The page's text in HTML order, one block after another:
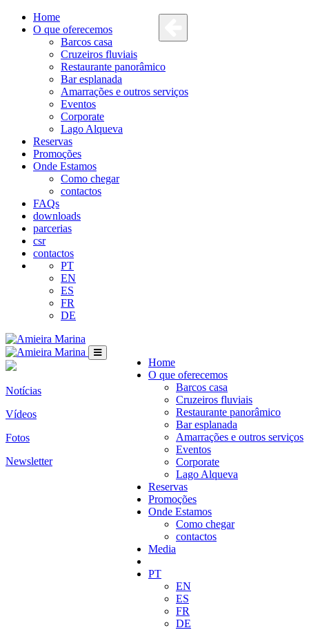
Home
O que oferecemos
Barcos casa
Cruzeiros fluviais
Restaurante panorâmico
Bar esplanada
Amarrações e outros serviços
Eventos
Corporate
Lago Alqueva
Reservas
Promoções
Onde Estamos
Como chegar
contactos
FAQs
downloads
parcerias
csr
contactos
PT
EN
ES
FR
DE
Home
O que oferecemos
Barcos casa
Cruzeiros fluviais
Restaurante panorâmico
Bar esplanada
Amarrações e outros serviços
Eventos
Corporate
Lago Alqueva
Reservas
Promoções
Onde Estamos
Como chegar
contactos
Media
PT
EN
ES
FR
DE
Notícias
Vídeos
Fotos
Newsletter